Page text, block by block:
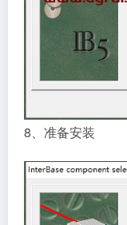
8、准备安装